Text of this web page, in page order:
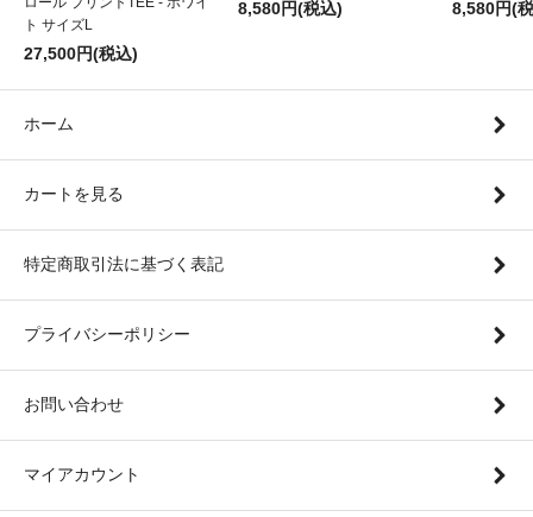
ト サイズL
27,500円(税込)
8,580円(税込) 8,580円(
ホーム
カートを見る
特定商取引法に基づく表記
プライバシーポリシー
お問い合わせ
マイアカウント